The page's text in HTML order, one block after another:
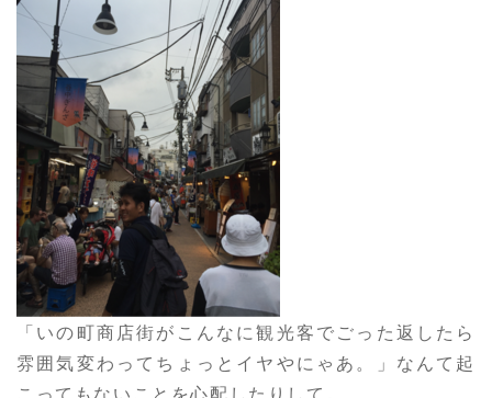
「いの町商店街がこんなに観光客でごった返したら
雰囲気変わってちょっとイヤやにゃあ。」なんて起
こってもないことを心配したりして。